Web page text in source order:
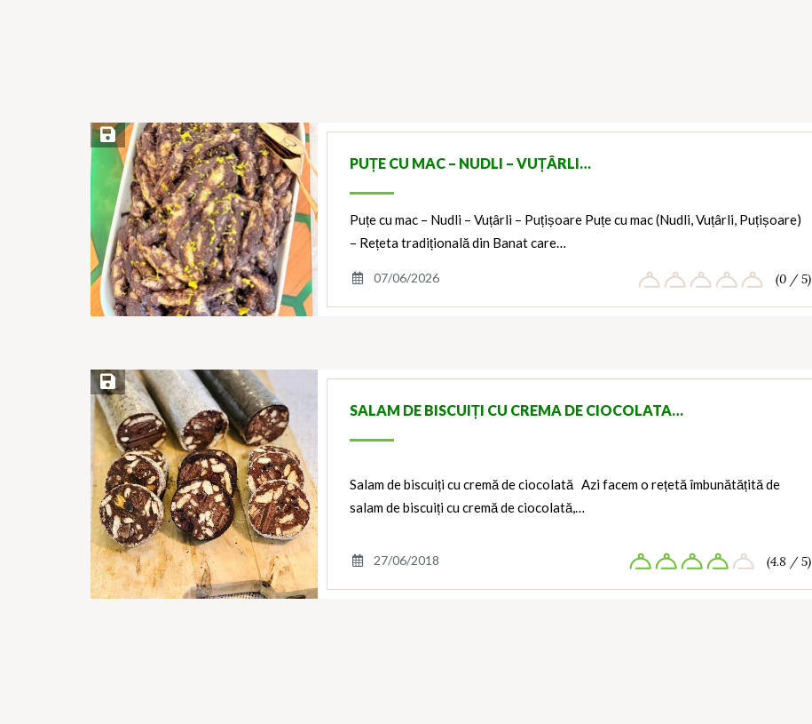
Save Recipe
PUȚE CU MAC – NUDLI – VUȚÂRLI…
Puțe cu mac – Nudli – Vuțârli – Puțișoare Puțe cu mac (Nudli, Vuțârli, Puțișoare)
– Rețeta tradițională din Banat care…
07/06/2026 (0 / 5)
Save Recipe
SALAM DE BISCUIȚI CU CREMA DE CIOCOLATA…
Salam de biscuiți cu cremă de ciocolată Azi facem o rețetă îmbunătățită de
salam de biscuiți cu cremă de ciocolată,…
27/06/2018 (4.8 / 5)